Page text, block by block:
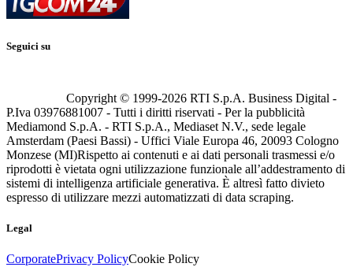
Seguici su
Copyright © 1999-2026 RTI S.p.A. Business Digital -
P.Iva 03976881007 - Tutti i diritti riservati - Per la pubblicità
Mediamond S.p.A. - RTI S.p.A., Mediaset N.V., sede legale
Amsterdam (Paesi Bassi) - Uffici Viale Europa 46, 20093 Cologno
Monzese (MI)Rispetto ai contenuti e ai dati personali trasmessi e/o
riprodotti è vietata ogni utilizzazione funzionale all’addestramento di
sistemi di intelligenza artificiale generativa. È altresì fatto divieto
espresso di utilizzare mezzi automatizzati di data scraping.
Legal
CorporatePrivacy PolicyCookie Policy